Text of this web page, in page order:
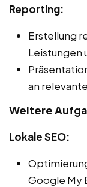
Reporting:
Erstellung
Leistungen
an
Weitere
Lokale SEO:
Google My